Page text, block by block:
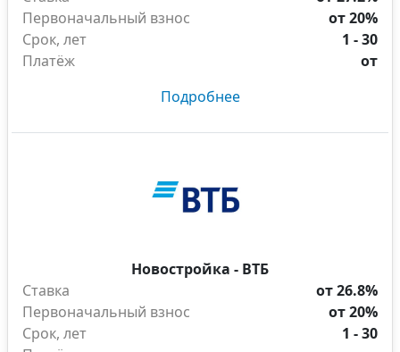
Первоначальный взнос
от 20%
Срок, лет
1 - 30
Платёж
от
Подробнее
Новостройка - ВТБ
Ставка
от 26.8%
Первоначальный взнос
от 20%
Срок, лет
1 - 30